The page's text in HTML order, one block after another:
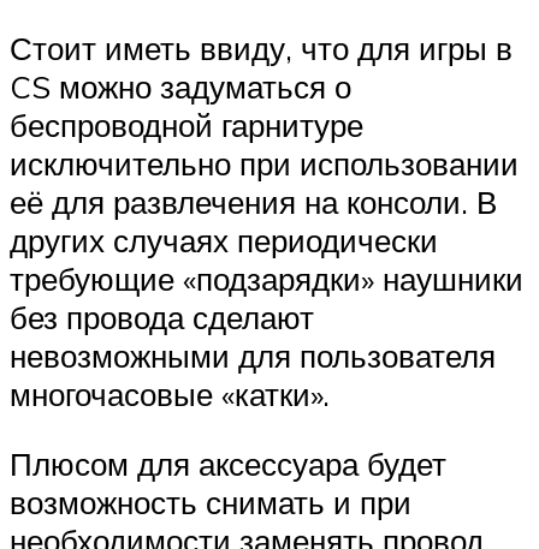
Стоит иметь ввиду, что для игры в
CS можно задуматься о
беспроводной гарнитуре
исключительно при использовании
её для развлечения на консоли. В
других случаях периодически
требующие «подзарядки» наушники
без провода сделают
невозможными для пользователя
многочасовые «катки».
Плюсом для аксессуара будет
возможность снимать и при
необходимости заменять провод.